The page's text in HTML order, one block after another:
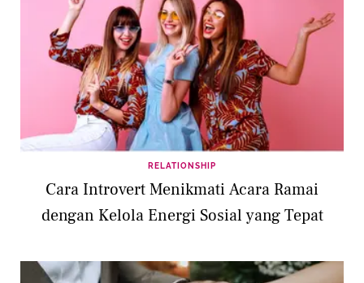
RELATIONSHIP
Cara Introvert Menikmati Acara Ramai
dengan Kelola Energi Sosial yang Tepat